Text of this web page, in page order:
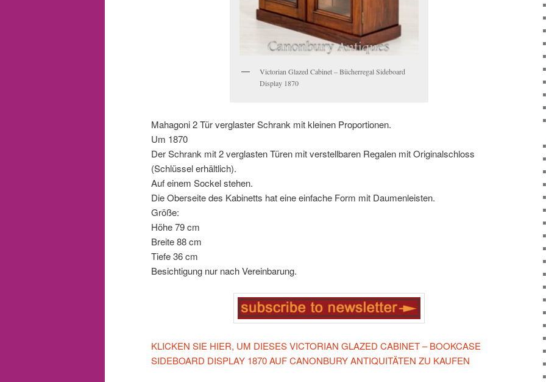
Victorian Glazed Cabinet – Bücherregal Sideboard
Display 1870
Mahagoni 2 Tür verglaster Schrank mit kleinen Proportionen.
Um 1870
Der Schrank mit 2 verglasten Türen mit verstellbaren Regalen mit Originalschloss
(Schlüssel erhältlich).
Auf einem Sockel stehen.
Die Oberseite des Kabinetts hat eine einfache Form mit Daumenleisten.
Größe:
Höhe 79 cm
Breite 88 cm
Tiefe 36 cm
Besichtigung nur nach Vereinbarung.
KLICKEN SIE HIER, UM DIESES VICTORIAN GLAZED CABINET – BOOKCASE
SIDEBOARD DISPLAY 1870 AUF CANONBURY ANTIQUITÄTEN ZU KAUFEN